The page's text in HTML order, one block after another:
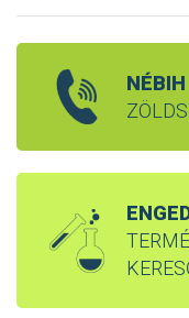
NÉBIH